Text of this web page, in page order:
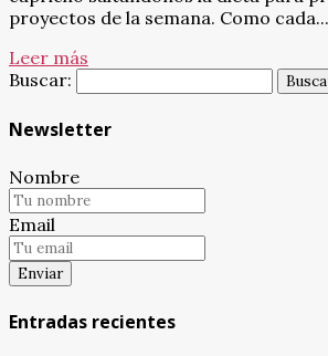
proyectos de la semana. Como cada...
Leer más
Buscar:
Newsletter
Nombre
Email
Entradas recientes